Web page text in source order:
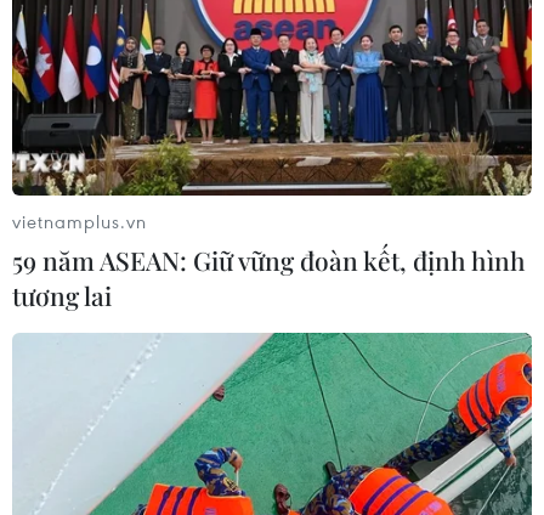
TẾT NGUYÊN ĐÁN GIÁP THÌN 2024
Khai hội Tây Thiên ở Vĩnh Phúc: Hành trình 'đến
với Phật, về với Mẫu'
Vĩnh Phúc khai hội Tây Thiên năm
2024
HDBank tiếp tục nối những nhịp cầu yêu thương
tại miền sông nước Cửu Long
Cộng đồng người Việt tại Israel đón Xuân Quê
hương Giáp Thìn
Lượng khách vẫn cao, ngành đường sắt chạy
thêm tàu Thống Nhất, Hải Phòng
vietnamplus.vn
59 năm ASEAN: Giữ vững đoàn kết, định hình
tương lai